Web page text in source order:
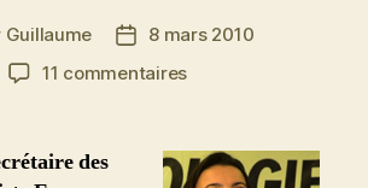
Guillaume
Date8 mars 2010
11 commentairessur
ou
l’engagement
des